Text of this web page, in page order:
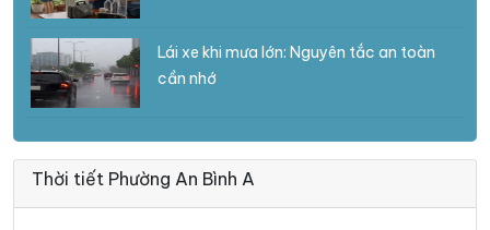
Lái xe khi mưa lớn: Nguyên tắc an toàn
cần nhớ
Thời tiết Phường An Bình A